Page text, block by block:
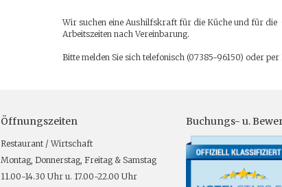
Wir suchen eine Aushilfskraft für die Küche und für
Arbeitszeiten nach Vereinbarung.
Bitte melden Sie sich telefonisch (07385-96150) oder
Öffnungszeiten
Restaurant / Wirtschaft
Montag, Donnerstag, Freitag & Samstag
11.00-14.30 Uhr u. 17.00-22.00 Uhr
Buchungs- u.